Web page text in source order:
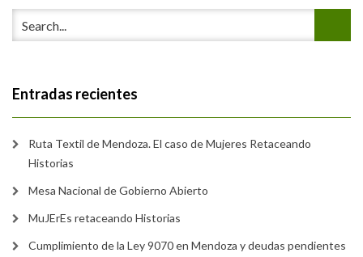
Entradas recientes
Ruta Textil de Mendoza. El caso de Mujeres Retaceando
Historias
Mesa Nacional de Gobierno Abierto
MuJErEs retaceando Historias
Cumplimiento de la Ley 9070 en Mendoza y deudas pendientes